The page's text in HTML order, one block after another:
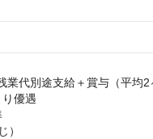
代別途支給＋賞与（平均2
優遇
）